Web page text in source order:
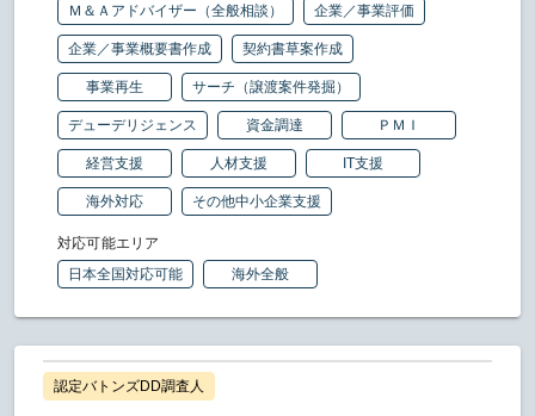
Ｍ＆Ａアドバイザー（全般相談）
企業／事業評価
企業／事業概要書作成 契約書草案作成
事業再生 サーチ（譲渡案件発掘）
デューデリジェンス 資金調達 ＰＭＩ
経営支援 人材支援 IT支援
海外対応 その他中小企業支援
対応可能エリア
日本全国対応可能
海外全般
認定バトンズDD調査人